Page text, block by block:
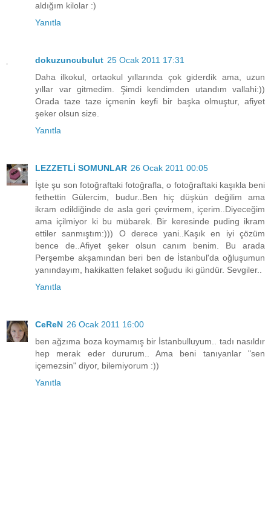
aldığım kilolar :)
Yanıtla
dokuzuncubulut 25 Ocak 2011 17:31
Daha ilkokul, ortaokul yıllarında çok giderdik ama, uzun
yıllar var gitmedim. Şimdi kendimden utandım vallahi:))
Orada taze taze içmenin keyfi bir başka olmuştur, afiyet
şeker olsun size.
Yanıtla
LEZZETLİ SOMUNLAR 26 Ocak 2011 00:05
İşte şu son fotoğraftaki fotoğrafla, o fotoğraftaki kaşıkla beni
fethettin Gülercim, budur..Ben hiç düşkün değilim ama
ikram edildiğinde de asla geri çevirmem, içerim..Diyeceğim
ama içilmiyor ki bu mübarek. Bir keresinde puding ikram
ettiler sanmıştım:))) O derece yani..Kaşık en iyi çözüm
bence de..Afiyet şeker olsun canım benim. Bu arada
Perşembe akşamından beri ben de İstanbul'da oğluşumun
yanındayım, hakikatten felaket soğudu iki gündür. Sevgiler..
Yanıtla
CeReN 26 Ocak 2011 16:00
ben ağzıma boza koymamış bir İstanbulluyum.. tadı nasıldır
hep merak eder dururum.. Ama beni tanıyanlar "sen
içemezsin" diyor, bilemiyorum :))
Yanıtla